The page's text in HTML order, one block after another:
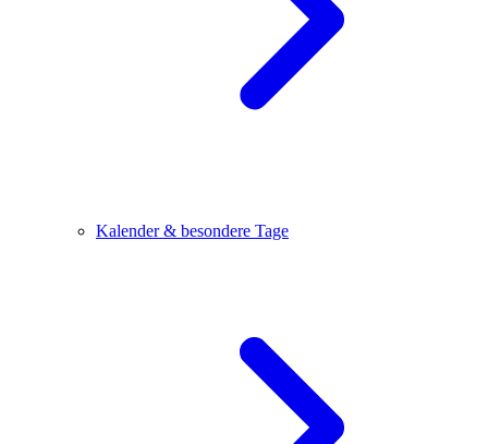
Kalender & besondere Tage